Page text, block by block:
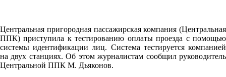
Центральная пригородная пассажирская компания (Центральная
ППК) приступила к тестированию оплаты проезда с помощью
системы идентификации лиц. Система тестируется компанией
на двух станциях. Об этом журналистам сообщил руководитель
Центральной ППК М. Дьяконов.